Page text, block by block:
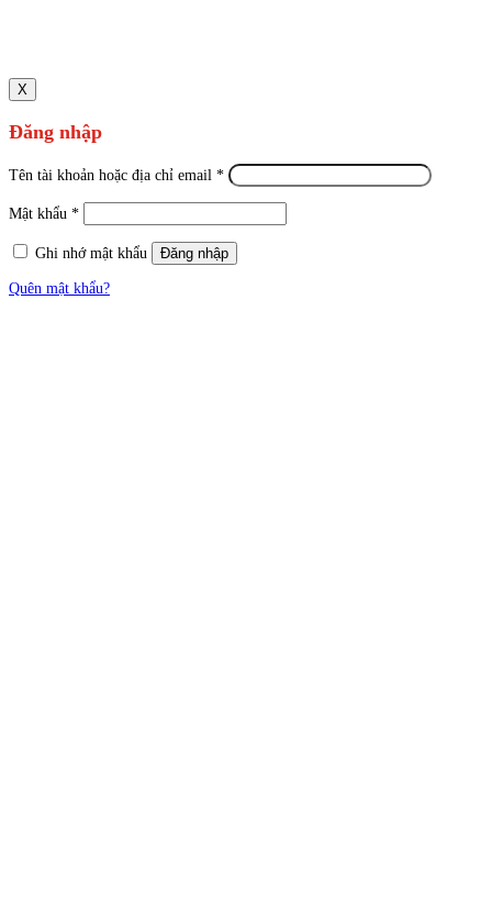
X
Đăng nhập
Tên tài khoản hoặc địa chỉ email *
Mật khẩu *
Ghi nhớ mật khẩu Đăng nhập
Quên mật khẩu?